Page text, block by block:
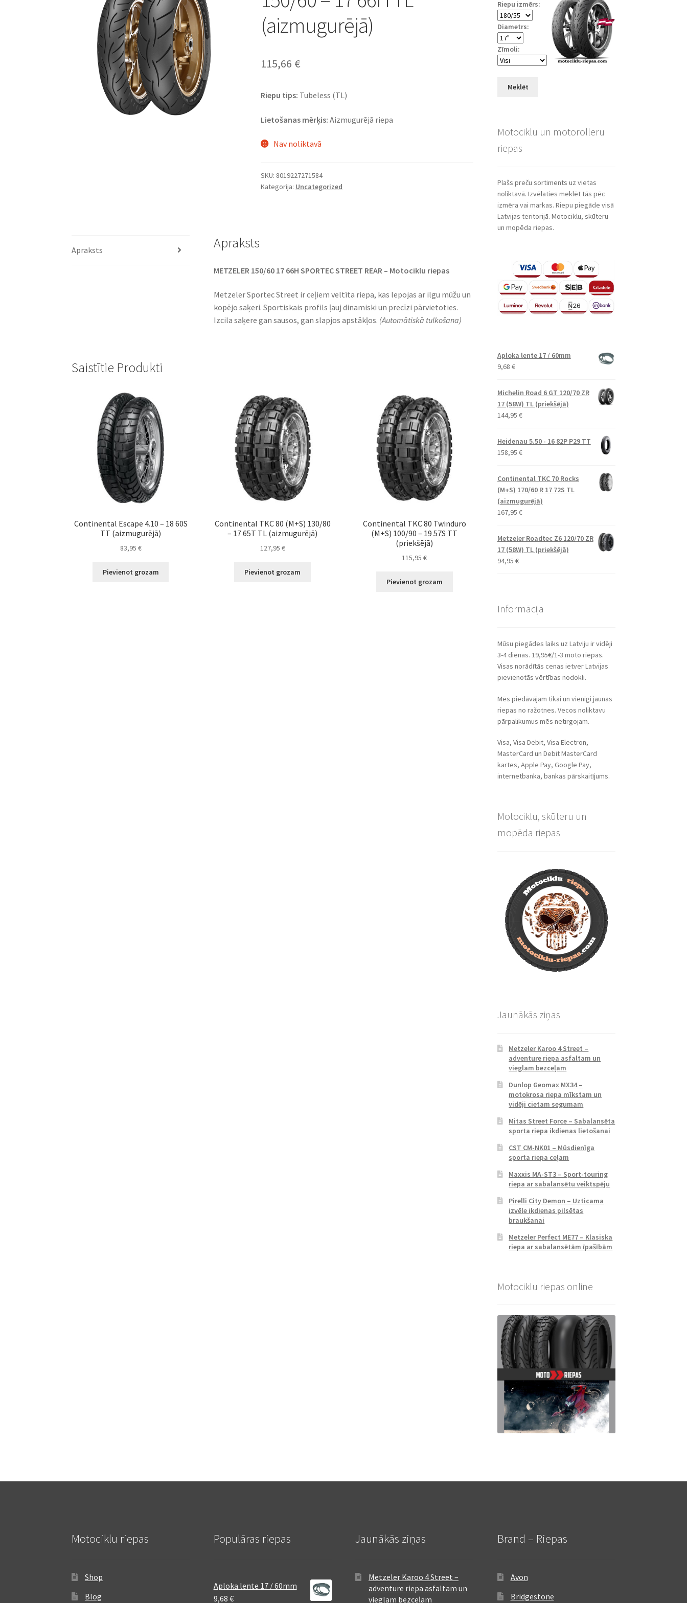
(aizmugurējā)
115,66 €
Riepu tips: Tubeless (TL)
Lietošanas mērķis: Aizmugurējā riepa
Nav noliktavā
SKU: 8019227271584
Kategorija: Uncategorized
Apraksts Apraksts
METZELER 150/60 17 66H SPORTEC STREET REAR – Motociklu riepas
Metzeler Sportec Street ir ceļiem veltīta riepa, kas lepojas ar ilgu mūžu un
kopējo saķeri. Sportiskais profils ļauj dinamiski un precīzi pārvietoties.
Izcila saķere gan sausos, gan slapjos apstākļos. (Automātiskā tulkošana)
Saistītie Produkti
Continental Escape 4.10 – 18 60S
TT (aizmugurējā)
83,95 €
Pievienot grozam
Continental TKC 80 (M+S) 130/80
– 17 65T TL (aizmugurējā)
127,95 €
Pievienot grozam
Continental TKC 80 Twinduro
(M+S) 100/90 – 19 57S TT
(priekšējā)
115,95€
Pievienot grozam
Riepu izmērs:
Diametrs:
Zīmoli:
Meklēt
Motociklu un motorolleru
riepas
Plašs preču sortiments uz vietas
noliktavā. Izvēlaties meklēt tās pēc
izmēra vai markas. Riepu piegāde visā
Latvijas teritorijā. Motociklu, skūteru
un mopēda riepas.
Aploka lente 17 / 60mm
9,68 €
Michelin Road 6 GT 120/70 ZR
17 (58W) TL (priekšējā)
144,95 €
Heidenau 5.50 - 16 82P P29 TT
158,95 €
Continental TKC 70 Rocks
(M+S) 170/60 R 17 72S TL
(aizmugurējā)
167,95 €
Metzeler Roadtec Z6 120/70 ZR
17 (58W) TL (priekšējā)
94,95 €
Informācija
Mūsu piegādes laiks uz Latviju ir vidēji
3-4 dienas. 19,95€/1-3 moto riepas.
Visas norādītās cenas ietver Latvijas
pievienotās vērtības nodokli.
Mēs piedāvājam tikai un vienīgi jaunas
riepas no ražotnes. Vecos noliktavu
pārpalikumus mēs netirgojam.
Visa, Visa Debit, Visa Electron,
MasterCard un Debit MasterCard
kartes, Apple Pay, Google Pay,
internetbanka, bankas pārskaitījums.
Motociklu, skūteru un
mopēda riepas
Jaunākās ziņas
Metzeler Karoo 4 Street –
adventure riepa asfaltam un
vieglam bezceļam
Dunlop Geomax MX34 –
motokrosa riepa mīkstam un
vidēji cietam segumam
Mitas Street Force – Sabalansēta
sporta riepa ikdienas lietošanai
CST CM-NK01 – Mūsdienīga
sporta riepa ceļam
Maxxis MA-ST3 – Sport-touring
riepa ar sabalansētu veiktspēju
Pirelli City Demon – Uzticama
izvēle ikdienas pilsētas
braukšanai
Metzeler Perfect ME77 – Klasiska
riepa ar sabalansētām īpašībām
Motociklu riepas online
Motociklu riepas
Shop
Blog
Populāras riepas
Aploka lente 17 / 60mm
9,68 €
Jaunākās ziņas
Metzeler Karoo 4 Street –
adventure riepa asfaltam un
vieglam bezceļam
Brand – Riepas
Avon
Bridgestone